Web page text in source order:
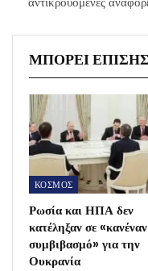
ΜΠΟΡΕΊ
ΚΟΣΜΟΣ
Ρωσία και ΗΠΑ δεν
κατέληξαν σε «κανέναν
συμβιβασμό» για την
Ουκρανία